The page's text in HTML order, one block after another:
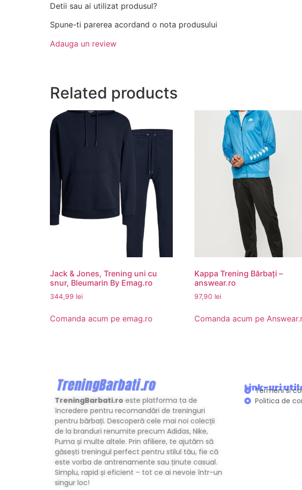
Detii sau ai utilizat produsul?
Spune-ti parerea acordand o nota produsului
Adauga un review
Related products
Jack & Jones, Trening uni cu
snur, Bleumarin By Emag.ro
344,99 lei
Comanda acum pe emag.ro
Kappa Trening Bărbați –
answear.ro
97,90 lei
Comanda acum pe
TreningBarbati.ro este platforma ta de
încredere pentru recomandări de treninguri
pentru bărbați. Descoperă cele mai noi colecții
de la branduri renumite precum Adidas, Nike,
Puma și multe altele. Prin afiliere, te ajutăm să
găsești treningul perfect pentru stilul tău, fie că
este vorba de antrenamente sau ținute casual.
Simplu, rapid și eficient – tot ce ai nevoie într-un
singur loc!
Link-uri
Termeni si
Politica de